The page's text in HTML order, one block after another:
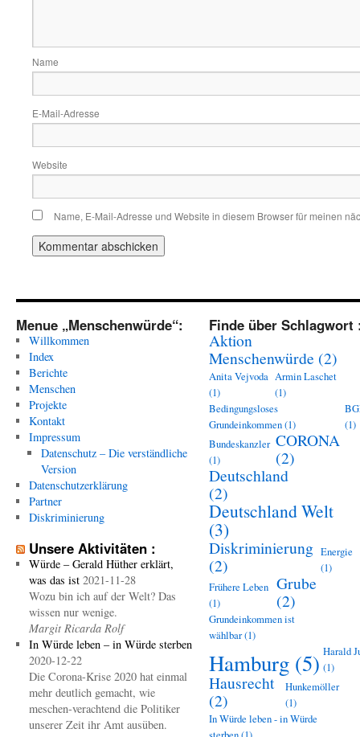
Name
E-Mail-Adresse
Website
Name, E-Mail-Adresse und Website in diesem Browser für meinen
Menue „Menschenwürde“:
Willkommen
Index
Berichte
Menschen
Projekte
Kontakt
Impressum
Datenschutz – Die verständliche
Version
Datenschutzerklärung
Partner
Diskriminierung
Unsere Aktivitäten :
Würde – Gerald Hüther erklärt,
was das ist 2021-11-28
Wozu bin ich auf der Welt? Das
wissen nur wenige.
Margit Ricarda Rolf
In Würde leben – in Würde sterben
2020-12-22
Die Corona-Krise 2020 hat einmal
mehr deutlich gemacht, wie
meschen-verachtend die Politiker
unserer Zeit ihr Amt ausüben.
Finde über Schlagwort
Aktion
Menschenwürde (2)
Anita Vejvoda
(1)
Armin Laschet
(1)
Bedingungsloses
Grundeinkommen(1)
(1)
Bundeskanzler
(1)
CORONA
(2)
Deutschland
(2)
Deutschland Welt
(3)
Diskriminierung
(2)
Energie
(1)
Frühere Leben
(1)
Grube
(2)
Grundeinkommen ist
wählbar(1)
Hamburg (5) Harald
(1)
Hausrecht
(2)
Hunkemöller
(1)
In Würde leben - in Würde